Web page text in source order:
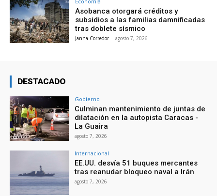
Asobanca otorgará créditos y
subsidios a las familias damnificadas
tras doblete sísmico
Janna Corredor - agosto 7, 2026
DESTACADO
Gobierno
Culminan mantenimiento de juntas de
dilatación en la autopista Caracas -
La Guaira
agosto 7, 2026
Internacional
EE.UU. desvía 51 buques mercantes
tras reanudar bloqueo naval a Irán
agosto 7, 2026